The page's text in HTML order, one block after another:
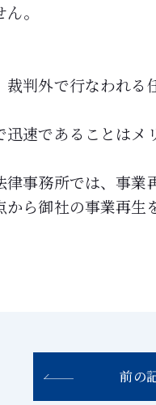
。
裁判外で行なわれ
速であることはメ
律事務所では、事業
から御社の事業再
前の